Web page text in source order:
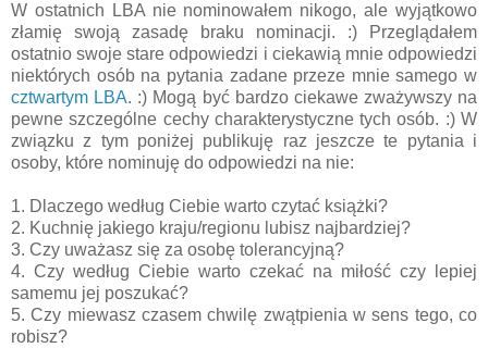
W ostatnich LBA nie nominowałem nikogo, ale wyjątkowo
złamię swoją zasadę braku nominacji. :) Przeglądałem
ostatnio swoje stare odpowiedzi i ciekawią mnie odpowiedzi
niektórych osób na pytania zadane przeze mnie samego w
cztwartym LBA. :) Mogą być bardzo ciekawe zważywszy na
pewne szczególne cechy charakterystyczne tych osób. :) W
związku z tym poniżej publikuję raz jeszcze te pytania i
osoby, które nominuję do odpowiedzi na nie:
1. Dlaczego według Ciebie warto czytać książki?
2. Kuchnię jakiego kraju/regionu lubisz najbardziej?
3. Czy uważasz się za osobę tolerancyjną?
4. Czy według Ciebie warto czekać na miłość czy lepiej
samemu jej poszukać?
5. Czy miewasz czasem chwilę zwątpienia w sens tego, co
robisz?